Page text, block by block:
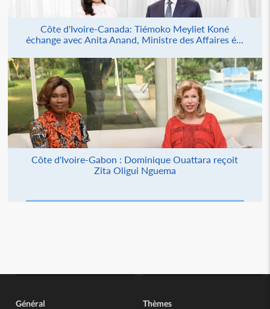
Côte d'Ivoire-Canada: Tiémoko Meyliet Koné
échange avec Anita Anand, Ministre des Affaires é...
Côte d'Ivoire-Gabon : Dominique Ouattara reçoit
Zita Oligui Nguema
Général Thèmes